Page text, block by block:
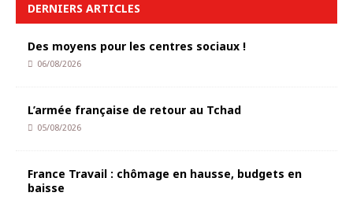
DERNIERS ARTICLES
Des moyens pour les centres sociaux !
06/08/2026
L’armée française de retour au Tchad
05/08/2026
France Travail : chômage en hausse, budgets en
baisse